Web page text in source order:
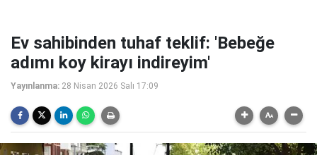
Ev sahibinden tuhaf teklif: 'Bebeğe
adımı koy kirayı indireyim'
Yayınlanma: 28 Nisan 2026 Salı 17:09